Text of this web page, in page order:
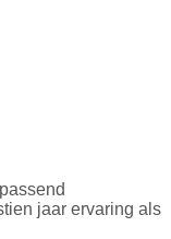
jaar ervaring als